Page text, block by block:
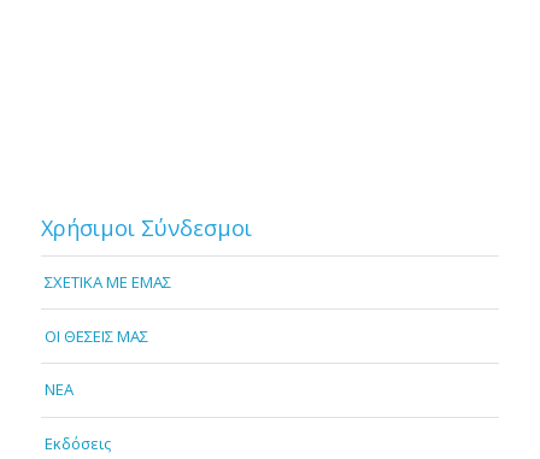
Χρήσιμοι Σύνδεσμοι
ΣΧΕΤΙΚΑ ΜΕ ΕΜΑΣ
OI ΘΕΣΕΙΣ ΜΑΣ
NEA
Εκδόσεις